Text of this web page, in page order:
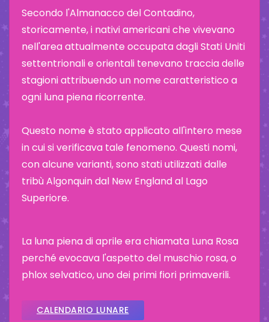
Secondo l'Almanacco del Contadino,
storicamente, i nativi americani che vivevano
nell'area attualmente occupata dagli Stati Uniti
settentrionali e orientali tenevano traccia delle
stagioni attribuendo un nome caratteristico a
ogni luna piena ricorrente.
Questo nome è stato applicato all'intero mese
in cui si verificava tale fenomeno. Questi nomi,
con alcune varianti, sono stati utilizzati dalle
tribù Algonquin dal New England al Lago
Superiore.
La luna piena di aprile era chiamata Luna Rosa
perché evocava l'aspetto del muschio rosa, o
phlox selvatico, uno dei primi fiori primaverili.
CALENDARIO LUNARE